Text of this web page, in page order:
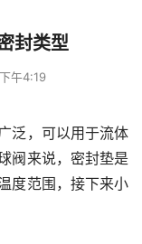
封类型
午4:19
泛，可以用于流体
阀来说，密封垫是
度范围，接下来小